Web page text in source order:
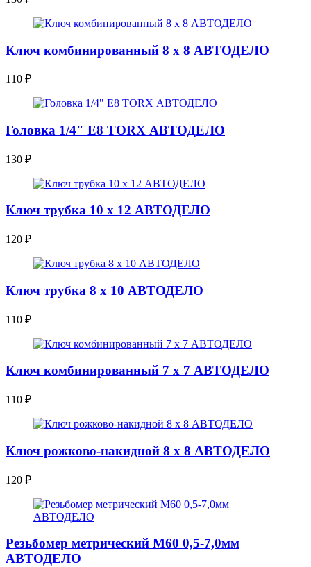
Ключ комбинированный 8 x 8 АВТОДЕЛО
110 ₽
Головка 1/4" E8 TORX АВТОДЕЛО
130 ₽
Ключ трубка 10 x 12 АВТОДЕЛО
120 ₽
Ключ трубка 8 x 10 АВТОДЕЛО
110 ₽
Ключ комбинированный 7 x 7 АВТОДЕЛО
110 ₽
Ключ рожково-накидной 8 x 8 АВТОДЕЛО
120 ₽
Резьбомер метрический М60 0,5-7,0мм
АВТОДЕЛО